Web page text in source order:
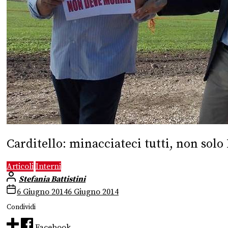
Carditello: minacciateci tutti, non solo
Articoli Interni
Stefania Battistini
6 Giugno 20146 Giugno 2014
Condividi